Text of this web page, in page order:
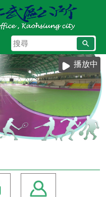
搜
尋
播放中